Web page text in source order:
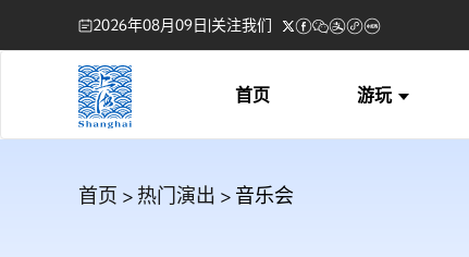
2026年08月09日|关注我们
首页 游玩
首页 > 热门演出 > 音乐会